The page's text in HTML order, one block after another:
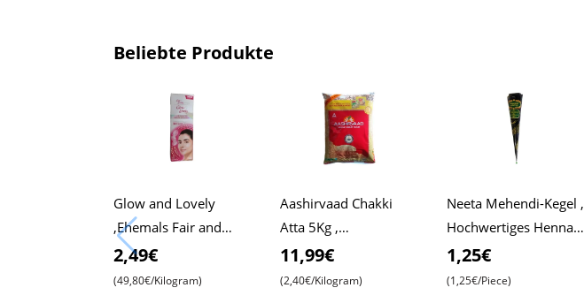
Beliebte Produkte
Glow and Lovely
,Ehemals Fair and
Lovely, 50g Packung ,
Fortschrittliche Formel
2,49€
(49,80€/Kilogram)
Aashirvaad Chakki
Atta 5Kg ,
Vollkornmehl , Weiche
Roti , Chapati
11,99€
(2,40€/Kilogram)
Neeta Mehendi-Kegel ,
Hochwertiges Henna
für filigrane Designs ,
Sofort gebrauchsfertig
1,25€
(1,25€/Piece)